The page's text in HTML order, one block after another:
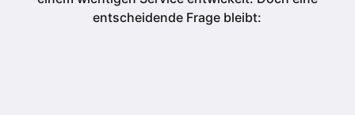
entscheidende Frage bleibt: